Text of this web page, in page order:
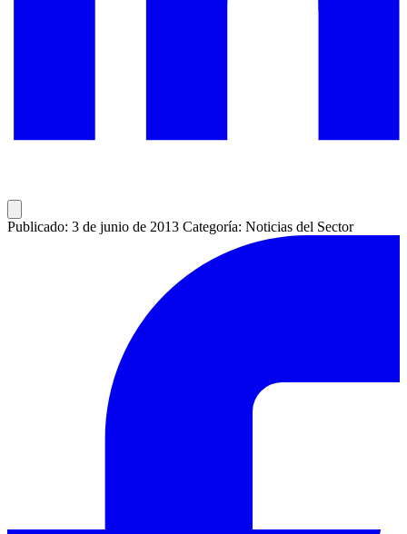
Publicado: 3 de junio de 2013 Categoría: Noticias del Sector